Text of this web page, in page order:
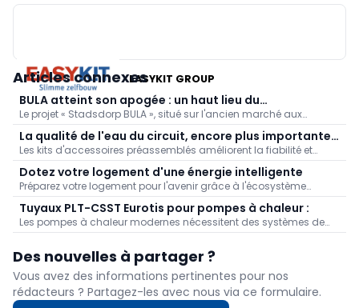
EASYKIT GROUP
Articles connexes
BULA atteint son apogée : un haut lieu du
développement durable au Veemarkt de Bruges
Le projet « Stadsdorp BULA », situé sur l'ancien marché aux
bestiaux de Bruges, a franchi une étape décisive. Il prévoit la
construction de 89 appartements, 3 500 m² d'espaces
commerciaux et un marché couvert agrémenté d'une place et
d'un parc. Un supermarché et des cabinets médicaux et
paramédicaux se sont déjà engagés dans le projet ; l'énergie
proviendra de sources non fossiles, grâce à la géothermie. Les
premiers emménagements sont prévus pour mi-2027.
La qualité de l'eau du circuit, encore plus importante
pour les pompes à chaleur
Les kits d'accessoires préassemblés améliorent la fiabilité et
l'efficacité des pompes à chaleur. Ils protègent l'installation
contre l'air, les impuretés et les problèmes de pression, réduisent le
temps d'installation et garantissent des performances optimales
ainsi qu'une durée de vie prolongée de l'installation.
Dotez votre logement d'une énergie intelligente
Préparez votre logement pour l'avenir grâce à l'écosystème
énergétique intelligent de SolaX Power. Associez une pompe à
chaleur, une batterie domestique, un onduleur hybride, une borne
de recharge et un système HEMS pour optimiser votre rendement,
réduire vos factures d'énergie et gagner en autonomie
énergétique.
Tuyaux PLT-CSST Eurotis pour pompes à chaleur :
Les pompes à chaleur modernes nécessitent des systèmes de
raccordement garantissant de hautes performances, une
installation simple et une grande fiabilité. Ces besoins ont été
satisfaits lors d'un projet récent à Eindhoven, aux Pays-Bas, où
les tuyaux PLT-CSST EUROKLIMA d'Eurotis ont été utilisés pour
connecter une pompe à chaleur monobloc sur le toit d'un
nouveau bâtiment de bureaux.
Des nouvelles à partager ?
Vous avez des informations pertinentes pour nos
rédacteurs ? Partagez-les avec nous via ce formulaire.